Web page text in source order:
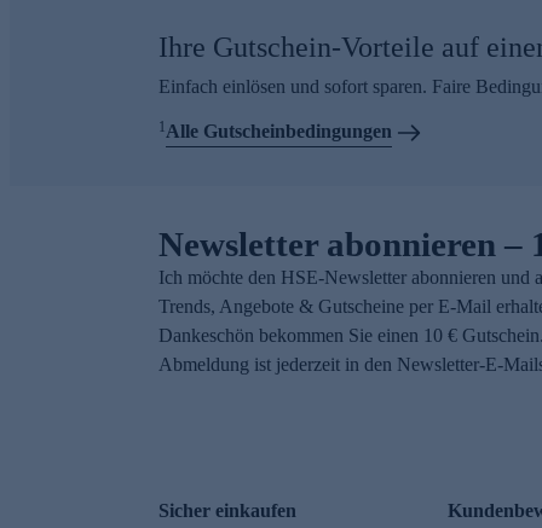
Ihre Gutschein-Vorteile auf
Einfach einlösen und sofort sparen. Faire
1Alle Gutscheinbedingungen
Newsletter abonnieren –
Ich möchte den HSE-Newsletter abonnieren und
Trends, Angebote & Gutscheine per E-Mail
Dankeschön bekommen Sie einen 10 €
Abmeldung ist jederzeit in den Newsletter-E-
Sicher einkaufen